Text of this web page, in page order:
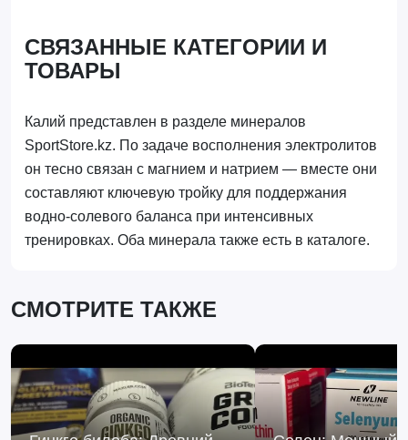
СВЯЗАННЫЕ КАТЕГОРИИ И
ТОВАРЫ
Калий представлен в разделе минералов
SportStore.kz. По задаче восполнения электролитов
он тесно связан с магнием и натрием — вместе они
составляют ключевую тройку для поддержания
водно-солевого баланса при интенсивных
тренировках. Оба минерала также есть в каталоге.
СМОТРИТЕ ТАКЖЕ